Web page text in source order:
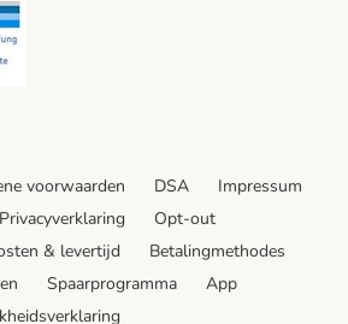
voorwaarden DSA
Impressum
Privacyverklaring
Opt-out
& levertijd
Betalingmethodes
Spaarprogramma
App